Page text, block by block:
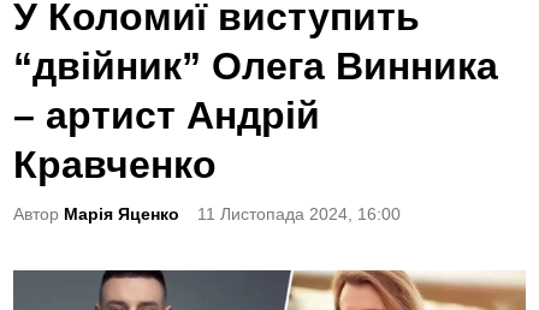
s
t
n
У Коломиї виступить
“двійник” Олега Винника
– артист Андрій
Кравченко
Автор Марія Яценко 11 Листопада 2024, 16:00